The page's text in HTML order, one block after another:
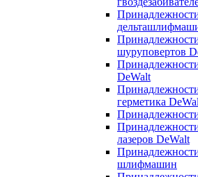
шуруповертов
DeWalt
герметика
лазеров DeWalt
шлифмашин